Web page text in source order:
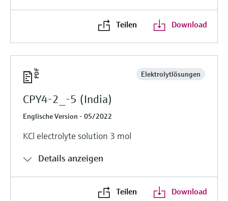
Teilen Download
Elektrolytlösungen
CPY4-2_-5 (India)
Englische Version - 05/2022
KCl electrolyte solution 3 mol
Details anzeigen
Teilen Download